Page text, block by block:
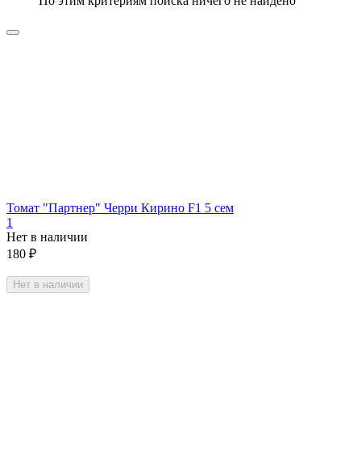
Томат "Партнер" Черри Кирино F1 5 сем
1
Нет в наличии
180 ₽
Нет в наличии